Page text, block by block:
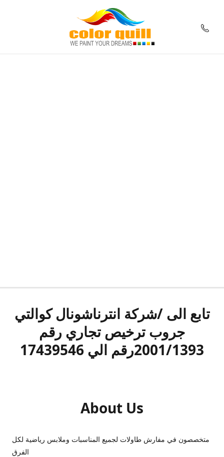
تابع الى /شركة انترناشونال كوالتي
جروب ترخيص تجاري رقم
2001/1393رقم الي 17439546
About Us
متخصصون في مفارش طاولات لجميع المناسبات وملابس رياضية لكل
الفرق